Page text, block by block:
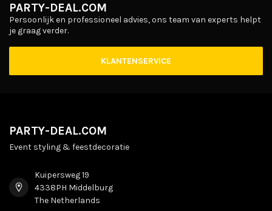
PARTY-DEAL.COM
Persoonlijk en professioneel advies, ons team van experts helpt
je graag verder.
KLANTENSERVICE
PARTY-DEAL.COM
Event styling & feestdecoratie
Kuipersweg 19
4338PH Middelburg
The Netherlands